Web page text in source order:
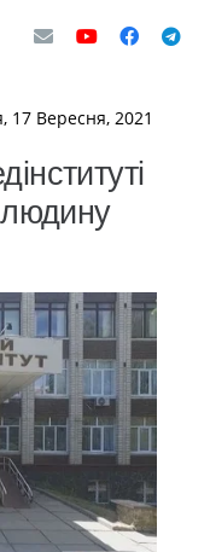
17 Вересня, 2021